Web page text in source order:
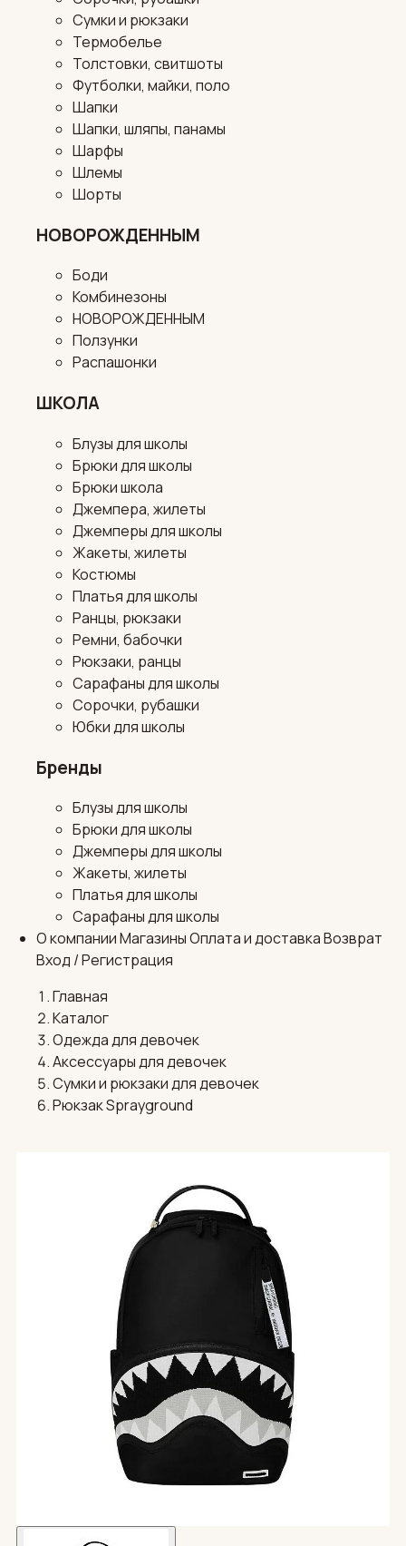
Сумки и рюкзаки
Термобелье
Толстовки, свитшоты
Футболки, майки, поло
Шапки
Шапки, шляпы, панамы
Шарфы
Шлемы
Шорты
НОВОРОЖДЕННЫМ
Боди
Комбинезоны
НОВОРОЖДЕННЫМ
Ползунки
Распашонки
ШКОЛА
Блузы для школы
Брюки для школы
Брюки школа
Джемпера, жилеты
Джемперы для школы
Жакеты, жилеты
Костюмы
Платья для школы
Ранцы, рюкзаки
Ремни, бабочки
Рюкзаки, ранцы
Сарафаны для школы
Сорочки, рубашки
Юбки для школы
Бренды
Блузы для школы
Брюки для школы
Джемперы для школы
Жакеты, жилеты
Платья для школы
Сарафаны для школы
О компанииМагазиныОплата и доставкаВозврат
Вход / Регистрация
Главная
Каталог
Одежда для девочек
Аксессуары для девочек
Сумки и рюкзаки для девочек
Рюкзак Sprayground